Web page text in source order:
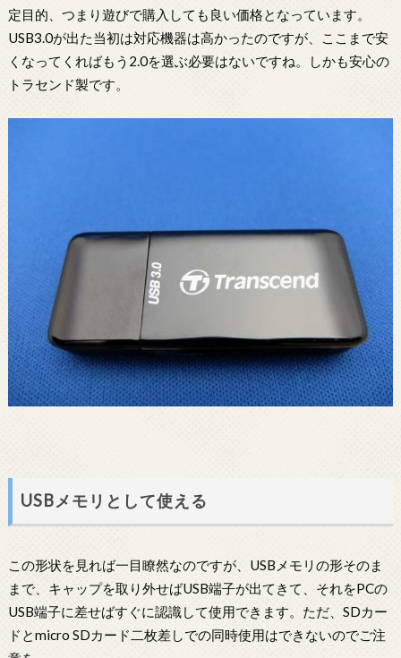
定目的、つまり遊びで購入しても良い価格となっています。
USB3.0が出た当初は対応機器は高かったのですが、ここまで安
くなってくればもう2.0を選ぶ必要はないですね。しかも安心の
トラセンド製です。
USBメモリとして使える
この形状を見れば一目瞭然なのですが、USBメモリの形そのま
まで、キャップを取り外せばUSB端子が出てきて、それをPCの
USB端子に差せばすぐに認識して使用できます。ただ、SDカー
ドとmicro SDカード二枚差しでの同時使用はできないのでご注